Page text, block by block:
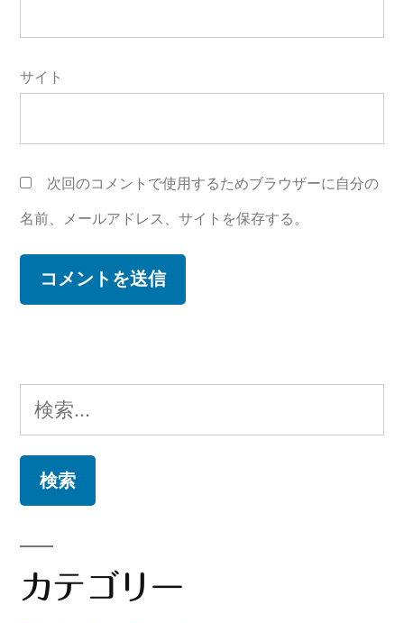
サイト
次回のコメントで使用するためブラウザーに自分の
名前、メールアドレス、サイトを保存する。
検
索:
カテゴリー